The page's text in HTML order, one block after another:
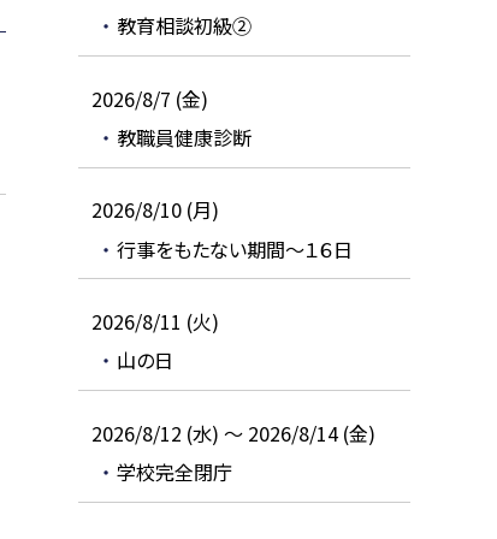
教育相談初級②
2026/8/7 (金)
教職員健康診断
2026/8/10 (月)
行事をもたない期間～１６日
2026/8/11 (火)
山の日
2026/8/12 (水) ～ 2026/8/14 (金)
学校完全閉庁